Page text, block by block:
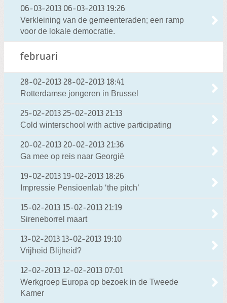
06-03-2013 06-03-2013 19:26
Verkleining van de gemeenteraden; een ramp
voor de lokale democratie.
februari
28-02-2013 28-02-2013 18:41
Rotterdamse jongeren in Brussel
25-02-2013 25-02-2013 21:13
Cold winterschool with active participating
20-02-2013 20-02-2013 21:36
Ga mee op reis naar Georgië
19-02-2013 19-02-2013 18:26
Impressie Pensioenlab ‘the pitch’
15-02-2013 15-02-2013 21:19
Sireneborrel maart
13-02-2013 13-02-2013 19:10
Vrijheid Blijheid?
12-02-2013 12-02-2013 07:01
Werkgroep Europa op bezoek in de Tweede
Kamer